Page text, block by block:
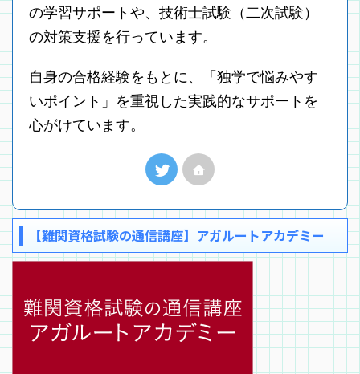
の学習サポートや、技術士試験（二次試験）
の対策支援を行っています。
自身の合格経験をもとに、「独学で悩みやす
いポイント」を重視した実践的なサポートを
心がけています。
【難関資格試験の通信講座】アガルートアカデミー